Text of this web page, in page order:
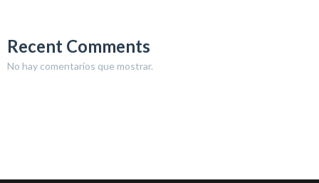
Recent Comments
No hay comentarios que mostrar.